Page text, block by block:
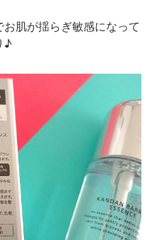
お肌が揺らぎ敏感になって
♪